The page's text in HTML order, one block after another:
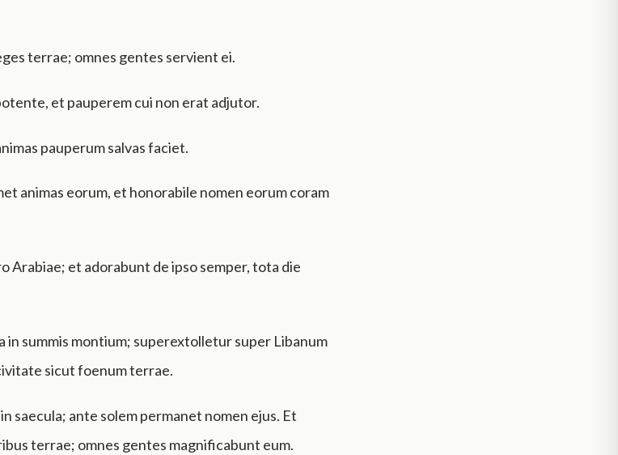
terrae; omnes gentes servient ei.
et pauperem cui non erat adjutor.
pauperum salvas faciet.
animas eorum, et honorabile nomen eorum coram
Arabiae; et adorabunt de ipso semper, tota die
summis montium; superextolletur super Libanum
sicut foenum terrae.
saecula; ante solem permanet nomen ejus. Et
terrae; omnes gentes magnificabunt eum.